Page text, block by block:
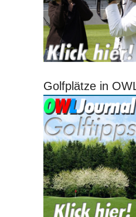
Golfplätze in